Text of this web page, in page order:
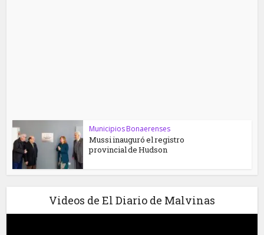
Municipios Bonaerenses
Mussi inauguró el registro
provincial de Hudson
Videos de El Diario de Malvinas